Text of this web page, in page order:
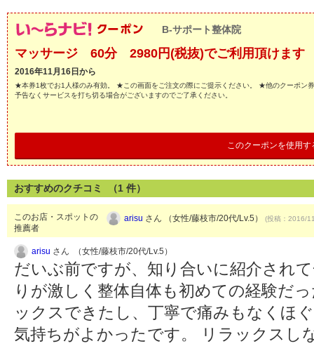
B-サポート整体院
マッサージ 60分 2980円(税抜)でご利用頂けます
2016年11月16日から
★本券1枚でお1人様のみ有効。 ★この画面をご注文の際にご提示ください。 ★他のクーポン
予告なくサービスを打ち切る場合がございますのでご了承ください。
このクーポンを使用す
おすすめのクチコミ （1 件）
このお店・スポットの
推薦者
arisu さん （女性/藤枝市/20代/Lv.5） (投稿：2016/
arisu さん （女性/藤枝市/20代/Lv.5）
だいぶ前ですが、知り合いに紹介され
りが激しく整体自体も初めての経験だ
ックスできたし、丁寧で痛みもなくほ
気持ちがよかったです。 リラックスし